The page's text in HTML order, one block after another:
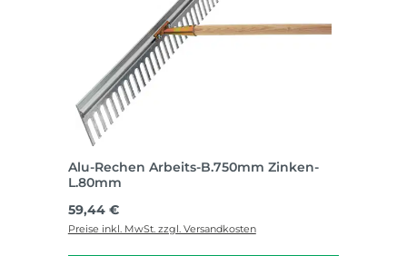
Alu-Rechen Arbeits-B.750mm Zinken-
L.80mm
Regulärer Preis:
59,44 €
Preise inkl. MwSt. zzgl. Versandkosten